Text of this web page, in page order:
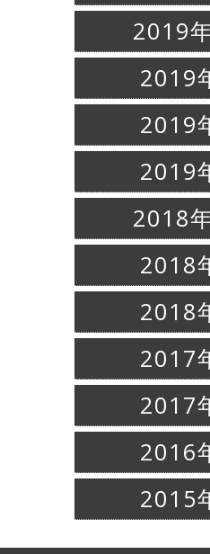
2019
2019
2019
2019
2018
2018
2018
2017
2017
2016
2015